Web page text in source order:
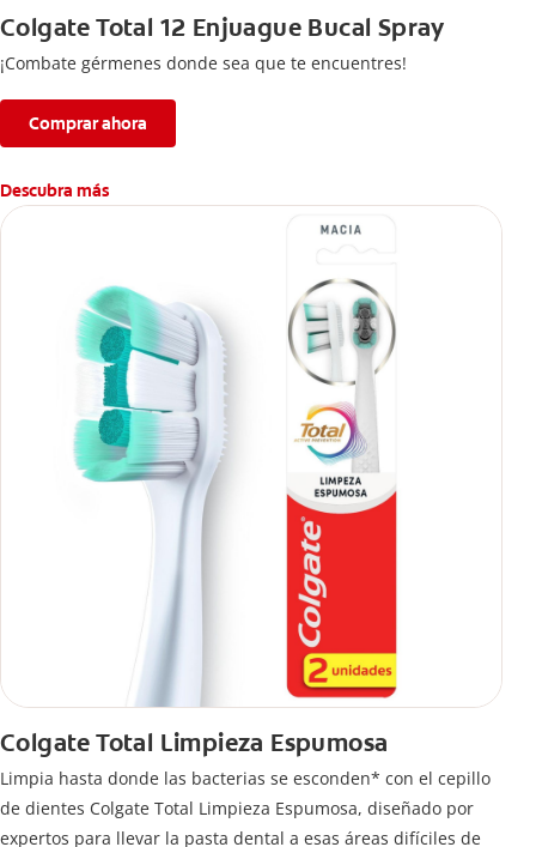
Colgate Total 12 Enjuague Bucal Spray
¡Combate gérmenes donde sea que te encuentres!
Comprar ahora
Descubra más
Colgate Total Limpieza Espumosa
Limpia hasta donde las bacterias se esconden* con el cepillo
de dientes Colgate Total Limpieza Espumosa, diseñado por
expertos para llevar la pasta dental a esas áreas difíciles de